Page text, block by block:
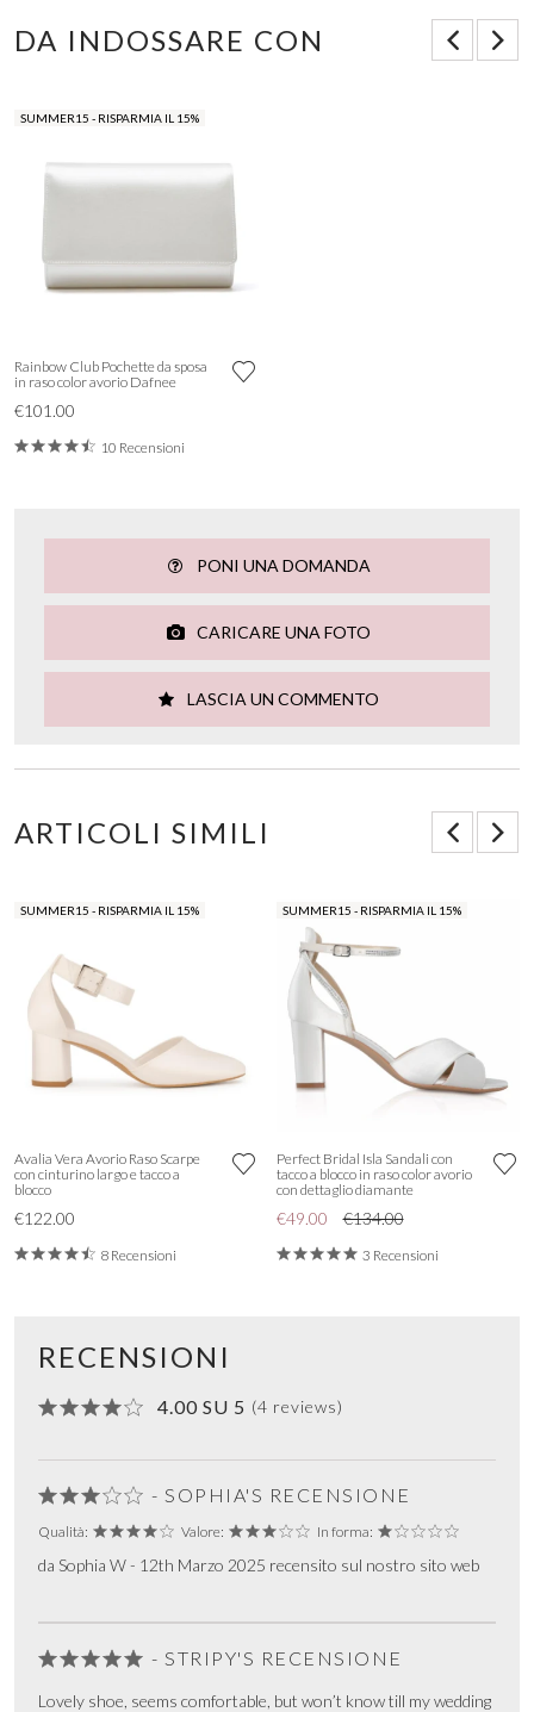
DA INDOSSARE CON
SUMMER15 - RISPARMIA IL 15%
Rainbow Club Pochette da sposa
in raso color avorio Dafnee
€101.00
10 Recensioni
PONI UNA DOMANDA
CARICARE UNA FOTO
LASCIA UN COMMENTO
ARTICOLI SIMILI
SUMMER15 - RISPARMIA IL 15%
Avalia Vera Avorio Raso Scarpe
con cinturino largo e tacco a
blocco
€122.00
8 Recensioni
SUMMER15 - RISPARMIA IL 15%
Perfect Bridal Isla Sandali con
tacco a blocco in raso color avorio
con dettaglio diamante
€49.00 €134.00
3 Recensioni
RECENSIONI
4.00 SU 5 (4 reviews)
- SOPHIA'S RECENSIONE
Qualità: Valore: In forma:
da Sophia W - 12th Marzo 2025 recensito sul nostro sito web
- STRIPY'S RECENSIONE
Lovely shoe, seems comfortable, but won’t know till my wedding